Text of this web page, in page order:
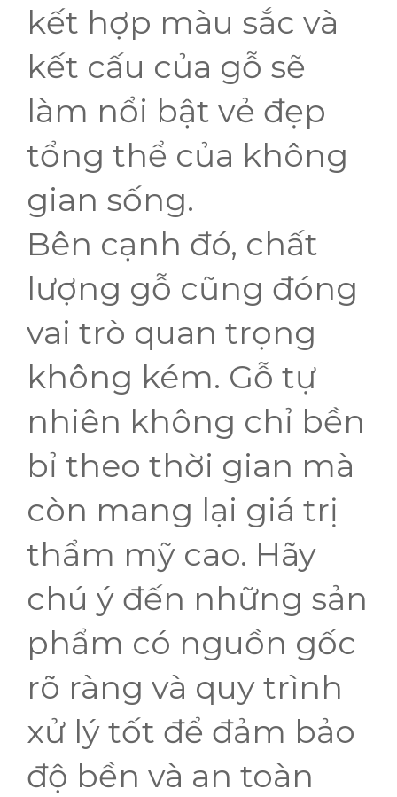
kết hợp màu sắc và
kết cấu của gỗ sẽ
làm nổi bật vẻ đẹp
tổng thể của không
gian sống.
Bên cạnh đó, chất
lượng gỗ cũng đóng
vai trò quan trọng
không kém. Gỗ tự
nhiên không chỉ bền
bỉ theo thời gian mà
còn mang lại giá trị
thẩm mỹ cao. Hãy
chú ý đến những sản
phẩm có nguồn gốc
rõ ràng và quy trình
xử lý tốt để đảm bảo
độ bền và an toàn